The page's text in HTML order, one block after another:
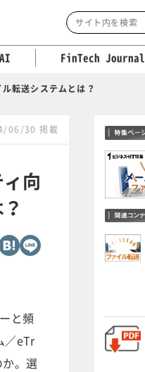
FinTech Journal
転送システムとは？
06/30 掲載
向
と頻
／eTr
。選